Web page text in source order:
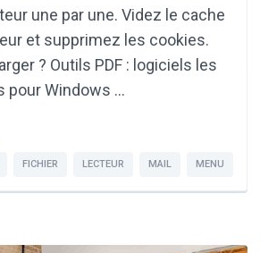
une par une. Videz le cache
et supprimez les cookies.
? Outils PDF : logiciels les
pour Windows …
FICHIER LECTEUR MAIL MENU